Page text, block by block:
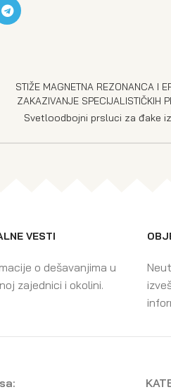
STIŽE MAGNETNA REZONANCA I
ZAKAZIVANJE SPECIJALISTIČKIH
Svetloodbojni prsluci za đake
VESTI
o dešavanjima u
zajednici i okolini.